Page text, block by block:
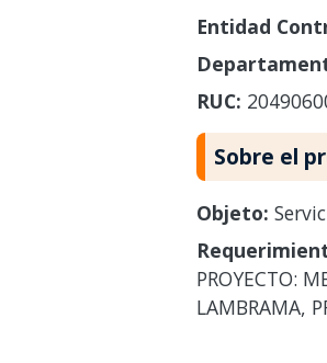
Entidad
RUC:
Sobre el
Objeto:
PROYECTO:
LAMBRAMA,